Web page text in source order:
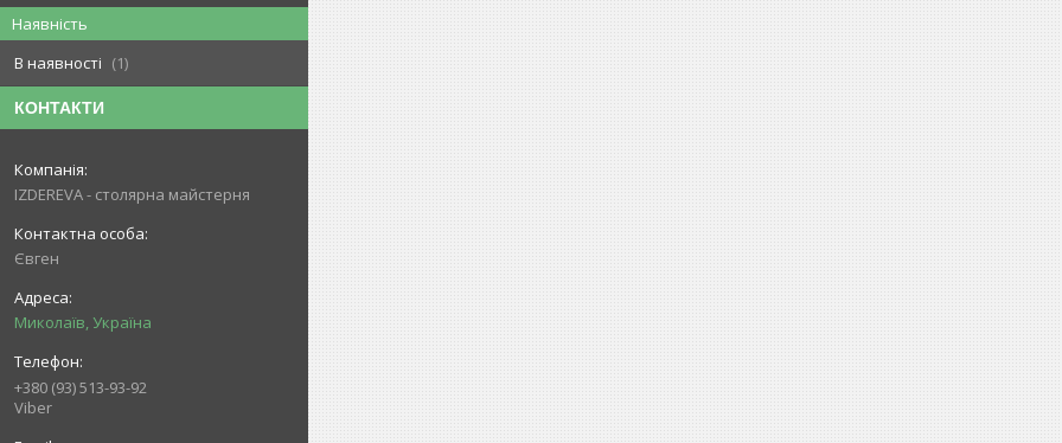
Наявність
В наявності
1
КОНТАКТИ
IZDEREVA - столярна майстерня
Євген
Миколаїв, Україна
+380 (93) 513-93-92
Viber